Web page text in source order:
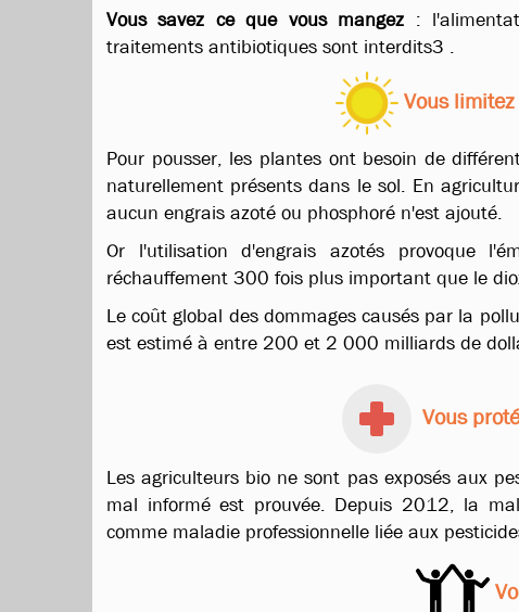
Vous savez ce que vous mangez :
traitements antibiotiques sont interdits3 .
Vous
Pour pousser, les plantes ont besoin de
naturellement présents dans le sol. En
aucun engrais azoté ou phosphoré n'est ajouté.
Or l'utilisation d'engrais azotés provoque
réchauffement 300 fois plus important que le
Le coût global des dommages causés par la
est estimé à entre 200 et 2 000 milliards de
Vous
Les agriculteurs bio ne sont pas exposés aux
mal informé est prouvée. Depuis 2012, la
comme maladie professionnelle liée aux